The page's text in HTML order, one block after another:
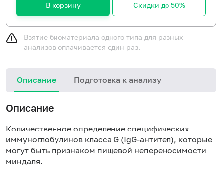
В корзину Скидки до 50%
Взятие биоматериала одного типа для разных
анализов оплачивается один раз.
Описание Подготовка к анализу
Описание
Количественное определение специфических
иммуноглобулинов класса G (IgG-антител), которые
могут быть признаком пищевой непереносимости
миндаля.